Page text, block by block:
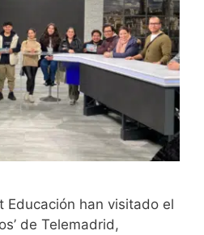
Educación han visitado el
de Telemadrid,